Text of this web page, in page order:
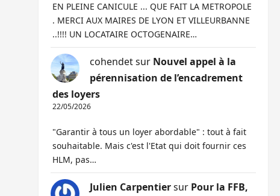
EN PLEINE CANICULE ... QUE FAIT LA METROPOLE
. MERCI AUX MAIRES DE LYON ET VILLEURBANNE
..!!!! UN LOCATAIRE OCTOGENAIRE…
cohendetsur Nouvel appel à la
pérennisation de l’encadrement
des loyers
22/05/2026
"Garantir à tous un loyer abordable" : tout à fait
souhaitable. Mais c'est l'Etat qui doit fournir ces
HLM, pas…
Julien Carpentiersur Pour la FFB,